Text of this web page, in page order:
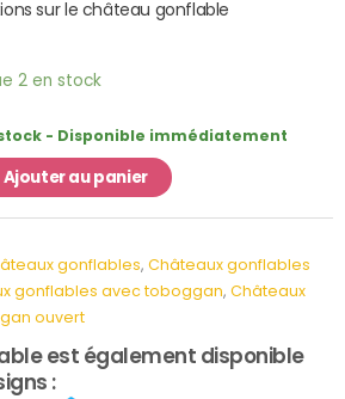
sur le château gonflable
2 en stock
- Disponible immédiatement
Ajouter au panier
gonflables, Châteaux gonflables
gonflables avec toboggan, Châteaux
ouvert
est également disponible
: